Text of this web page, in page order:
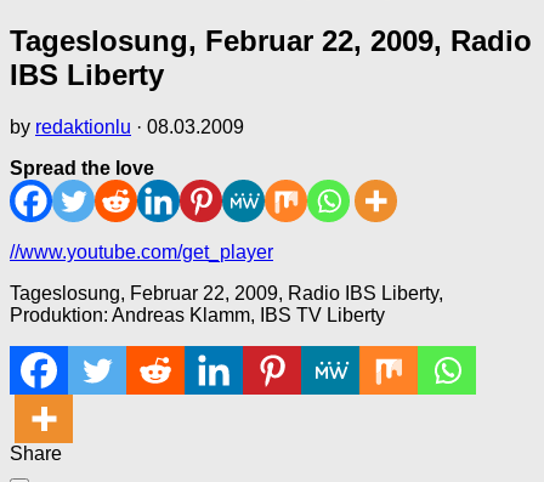
Tageslosung, Februar 22, 2009, Radio
IBS Liberty
by redaktionlu · 08.03.2009
Spread the love
//www.youtube.com/get_player
Tageslosung, Februar 22, 2009, Radio IBS Liberty,
Produktion: Andreas Klamm, IBS TV Liberty
Share